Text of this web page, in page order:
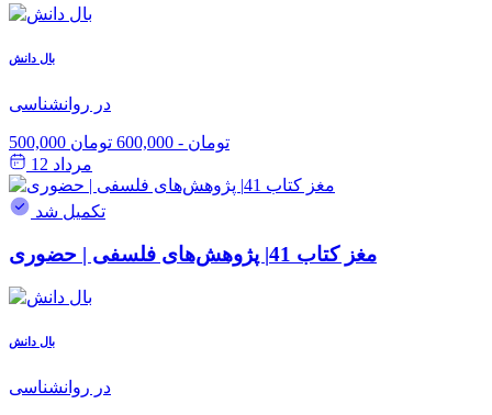
بال دانش
در روانشناسی
500,000 تومان - 600,000 تومان
مرداد 12
تکمیل شد
مغز کتاب 41| پژوهش‌های فلسفی | حضوری
بال دانش
در روانشناسی